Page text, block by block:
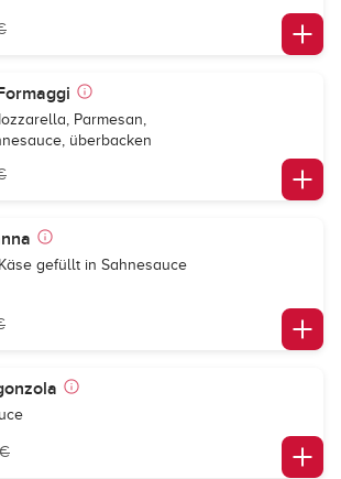
Parmesan,
überbacken
gefüllt in Sahnesauce